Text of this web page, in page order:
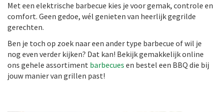
Met een elektrische barbecue kies je voor gemak, controle en
comfort. Geen gedoe, wél genieten van heerlijk gegrilde
gerechten.
Ben je toch op zoek naar een ander type barbecue of wil je
nog even verder kijken? Dat kan! Bekijk gemakkelijk online
ons gehele assortiment barbecues en bestel een BBQ die bij
jouw manier van grillen past!